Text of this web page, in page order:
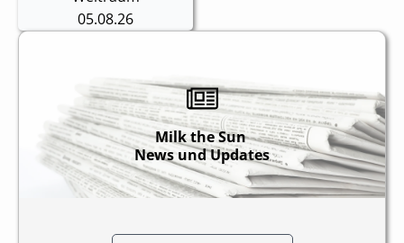
05.08.26
Milk the Sun
News undUpdates